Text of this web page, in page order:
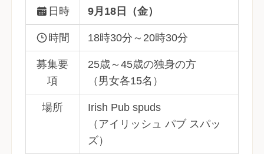
日時 9月18日（金）
時間 18時30分～20時30分
募集要
項
25歳～45歳の独身の方
（男女各15名）
場所
Irish Pub spuds
（アイリッシュ パブ スパッ
ズ）